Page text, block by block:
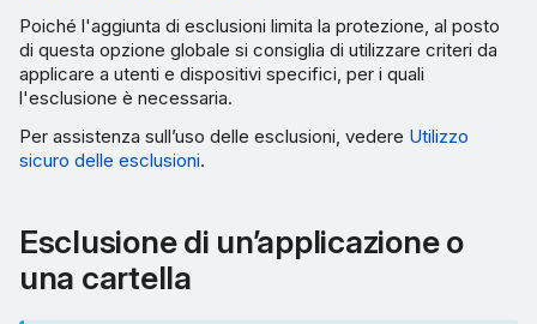
Poiché l'aggiunta di esclusioni limita la protezione, al posto
di questa opzione globale si consiglia di utilizzare criteri da
applicare a utenti e dispositivi specifici, per i quali
l'esclusione è necessaria.
Per assistenza sull’uso delle esclusioni, vedere Utilizzo
sicuro delle esclusioni.
Esclusione di un’applicazione o
una cartella